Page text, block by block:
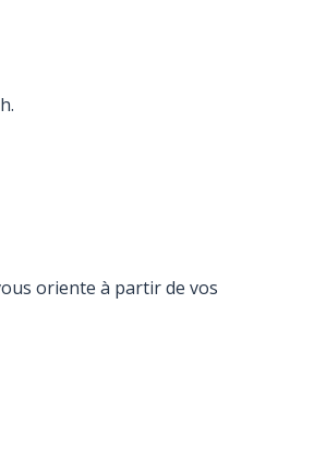
oriente à partir de vos